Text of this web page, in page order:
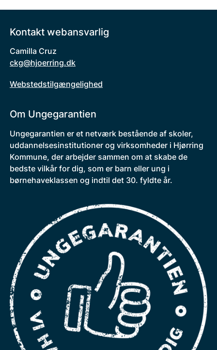
Kontakt webansvarlig
Camilla Cruz
ckg@hjoerring.dk
Webstedstilgængelighed
Om Ungegarantien
Ungegarantien er et netværk bestående af skoler,
uddannelsesinstitutioner og virksomheder i Hjørring
Kommune, der arbejder sammen om at skabe de
bedste vilkår for dig, som er barn eller ung i
børnehaveklassen og indtil det 30. fyldte år.